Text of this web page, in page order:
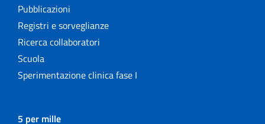
Pubblicazioni
Registri e sorveglianze
Ricerca collaboratori
Scuola
Sperimentazione clinica fase I
5 per mille